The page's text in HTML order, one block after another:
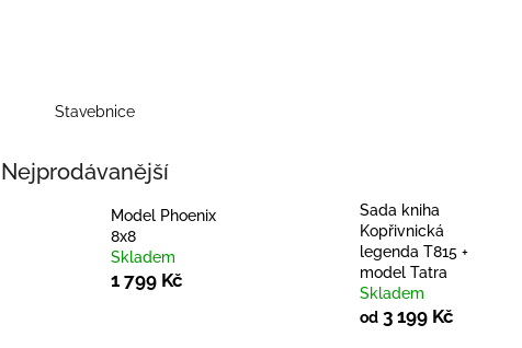
Stavebnice
Nejprodávanější
Model Phoenix
8x8
Skladem
1 799 Kč
Sada kniha
Kopřivnická
legenda T815 +
model Tatra
Skladem
od 3 199 Kč